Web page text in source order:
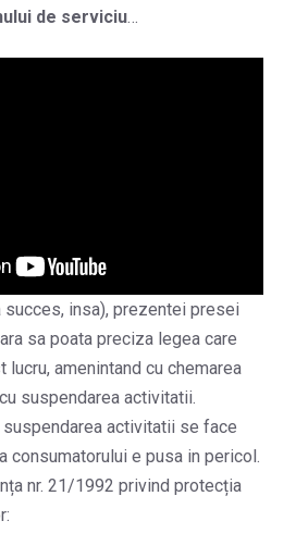
de serviciu
succes, insa), prezentei presei
sa poata preciza legea care
lucru, amenintand cu chemarea
suspendarea activitatii.
activitatii se face
consumatorului e pusa in pericol.
nr. 21/1992 privind protecția